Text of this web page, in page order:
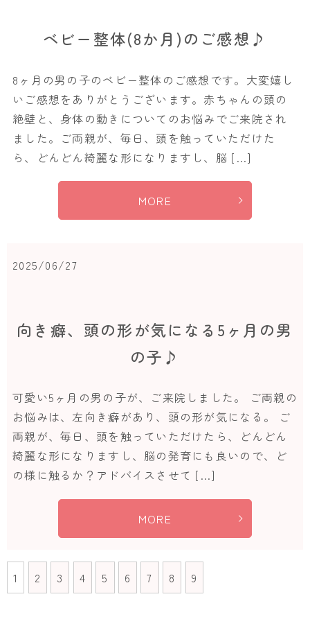
ベビー整体(8か月)のご感想♪
8ヶ月の男の子のベビー整体のご感想です。大変嬉し
いご感想をありがとうございます。赤ちゃんの頭の
絶壁と、身体の動きについてのお悩みでご来院され
ました。ご両親が、毎日、頭を触っていただけた
ら、どんどん綺麗な形になりますし、脳 […]
MORE
2025/06/27
向き癖、頭の形が気になる5ヶ月の男
の子♪
可愛い5ヶ月の男の子が、ご来院しました。 ご両親の
お悩みは、左向き癖があり、頭の形が気になる。 ご
両親が、毎日、頭を触っていただけたら、どんどん
綺麗な形になりますし、脳の発育にも良いので、ど
の様に触るか？アドバイスさせて […]
MORE
1 2 3 4 5 6 7 8 9